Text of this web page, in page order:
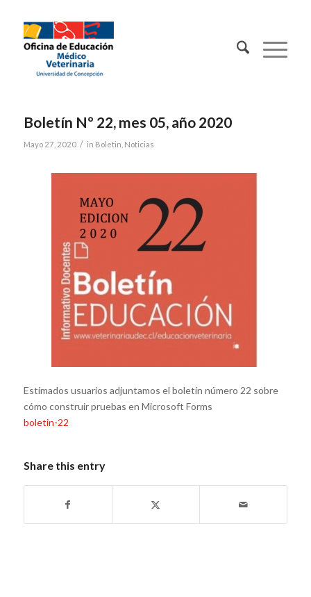
Boletín Nº 22, mes 05, año 2020
Mayo 27, 2020 / in Boletin Noticias
Estimados usuarios adjuntamos el boletín número 22 sobre
cómo construir pruebas en Microsoft Forms
boletin-22
Share this entry